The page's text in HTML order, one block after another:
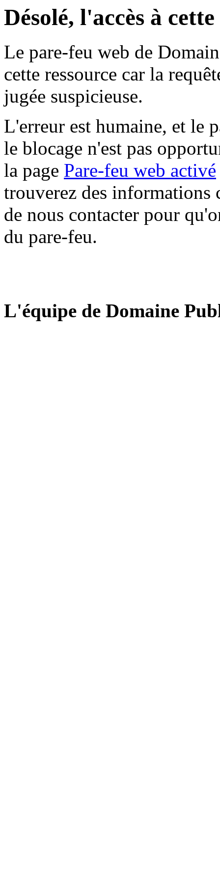
Désolé, l'accès à
Le pare-feu web de
cette ressource car la
jugée suspicieuse.
L'erreur est humaine, et le
le blocage n'est pas
la page Pare-feu web activé
trouverez des informations
de nous contacter pour
du pare-feu.
L'équipe de Domaine